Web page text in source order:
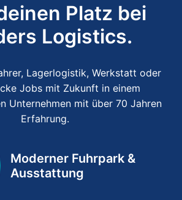
Platz bei
Logistics.
Lagerlogistik, Werkstatt oder
Jobs mit Zukunft in einem
Unternehmen mit über 70 Jahren
Erfahrung.
Moderner Fuhrpark &
Ausstattung